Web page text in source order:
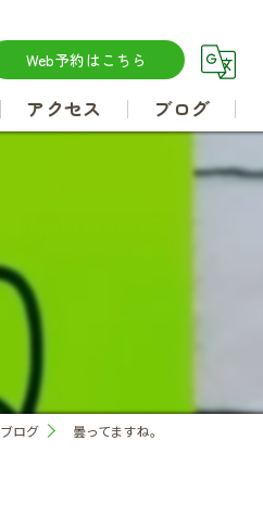
Web予約はこちら
アクセス ブログ
ブログ 曇ってますね。